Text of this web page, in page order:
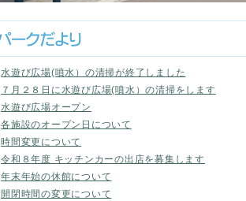
水遊び広場(噴水）の清掃が終了しました
７月２８日に水遊び広場(噴水）の清掃をします
水遊び広場オープン
各施設のオープン日について
時間変更について
令和８年度 キッチンカーの出店を募集します
年末年始の休館について
開閉時間の変更について